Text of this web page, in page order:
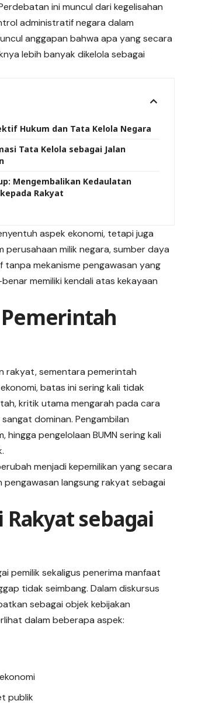
ini muncul dari kegelisahan
administratif negara dalam
anggapan bahwa apa yang secara
lebih banyak dikelola sebagai
Hukum dan Tata Kelola Negara
Tata Kelola sebagai Jalan
Mengembalikan Kedaulatan
Rakyat
aspek ekonomi, tetapi juga
milik negara, sumber daya
tanpa mekanisme pengawasan yang
memiliki kendali atas kekayaan
rakyat, sementara pemerintah
batas ini sering kali tidak
kritik utama mengarah pada cara
dominan. Pengambilan
pengelolaan BUMN sering kali
menjadi kepemilikan yang secara
langsung rakyat sebagai
sebagai
pemilik sekaligus penerima manfaat
tidak seimbang. Dalam diskursus
sebagai objek kebijakan
dalam beberapa aspek:
publik